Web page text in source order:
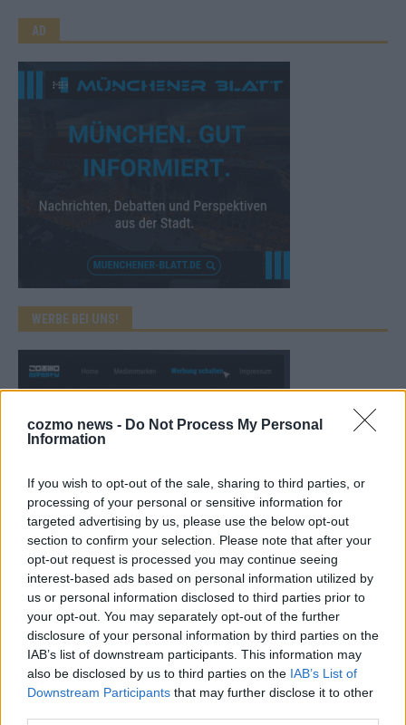
cozmo news - Do Not Process My Personal
Information
If you wish to opt-out of the sale, sharing to third parties, or
processing of your personal or sensitive information for
targeted advertising by us, please use the below opt-out
section to confirm your selection. Please note that after your
opt-out request is processed you may continue seeing
interest-based ads based on personal information utilized by
us or personal information disclosed to third parties prior to
your opt-out. You may separately opt-out of the further
disclosure of your personal information by third parties on the
IAB’s list of downstream participants. This information may
also be disclosed by us to third parties on the IAB’s List of
Downstream Participants that may further disclose it to other
AD
WERBE BEI UNS!
CHECK UNS AUF FACEBOOK